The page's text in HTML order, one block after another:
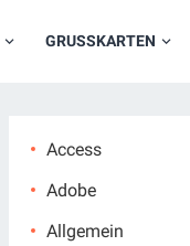
GRUSSKARTEN
Access
Adobe
Allgemein